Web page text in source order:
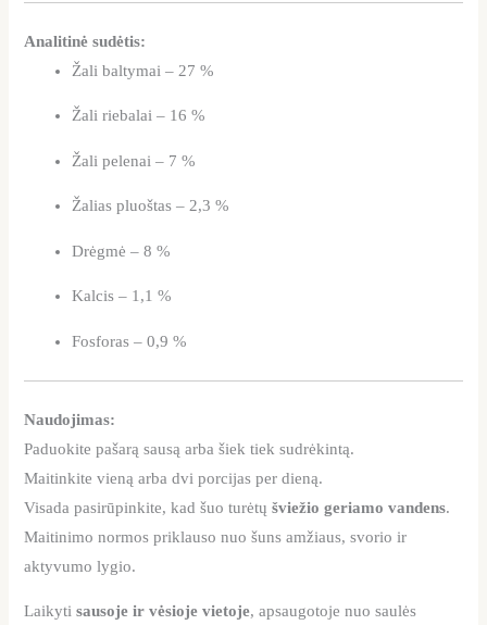
Analitinė sudėtis:
Žali baltymai – 27 %
Žali riebalai – 16 %
Žali pelenai – 7 %
Žalias pluoštas – 2,3 %
Drėgmė – 8 %
Kalcis – 1,1 %
Fosforas – 0,9 %
Naudojimas:
Paduokite pašarą sausą arba šiek tiek sudrėkintą.
Maitinkite vieną arba dvi porcijas per dieną.
Visada pasirūpinkite, kad šuo turėtųšviežio geriamo vandens.
Maitinimo normos priklauso nuo šuns amžiaus, svorio ir
aktyvumo lygio.
Laikytisausoje ir vėsioje vietoje, apsaugotoje nuo saulės